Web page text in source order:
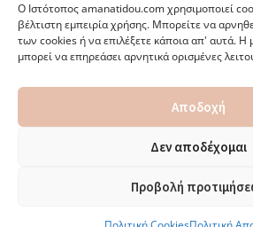
Ο Iστότοπος amanatidou.com χρησιμοποιεί
βέλτιστη εμπειρία χρήσης. Μπορείτε να
των cookies ή να επιλέξετε κάποια απ' αυτά. Η
μπορεί να επηρεάσει αρνητικά ορισμένες
Αποδοχή
Δεν αποδέχομαι
Προβολή
ΘΕΣΣΑΛΟΝΊΚΗ - ΕΙΔΙΚΌΣ ΣΤΗ
ΨΥΧΟΘΕΡΑΠΕΊΑ, ΜΕΤΑΜΟΡΦΏΣΕΩΣ 36 &
ΘΕΣΣΑΛΟΝΊΚΗ · ΚΑΤΑΣΚΕΥΉ ΑΠΌ
ΔΙΕΥΘΎΝΣΕΩΝ ΚΑΙ ΑΛΛΑΓΏΝ. ·